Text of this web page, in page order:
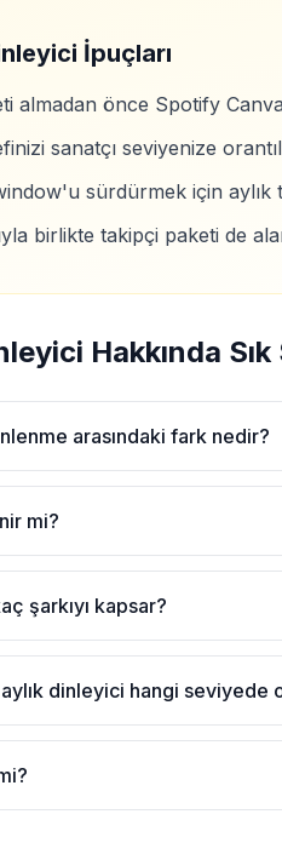
İpuçları
almadan önce Spotify
sanatçı seviyenize
sürdürmek için aylık
birlikte takipçi paketi de
Hakkında
arasındaki fark nedir?
mi?
şarkıyı kapsar?
dinleyici hangi seviyede